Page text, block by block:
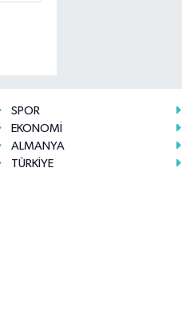
SPOR
EKONOMİ
ALMANYA
TÜRKİYE